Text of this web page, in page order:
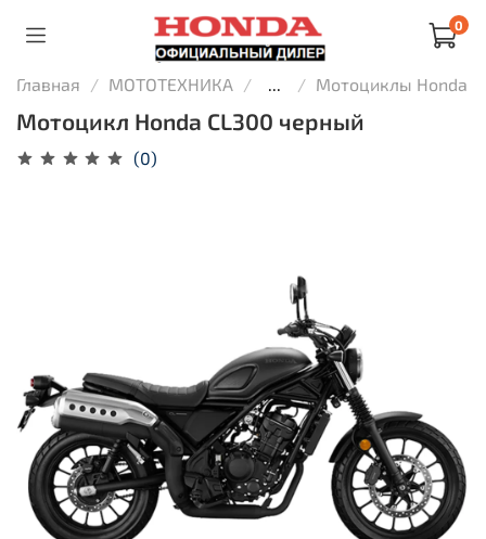
0
Главная МОТОТЕХНИКА ... Мотоциклы Honda
Мотоцикл Honda CL300 черный
(0)